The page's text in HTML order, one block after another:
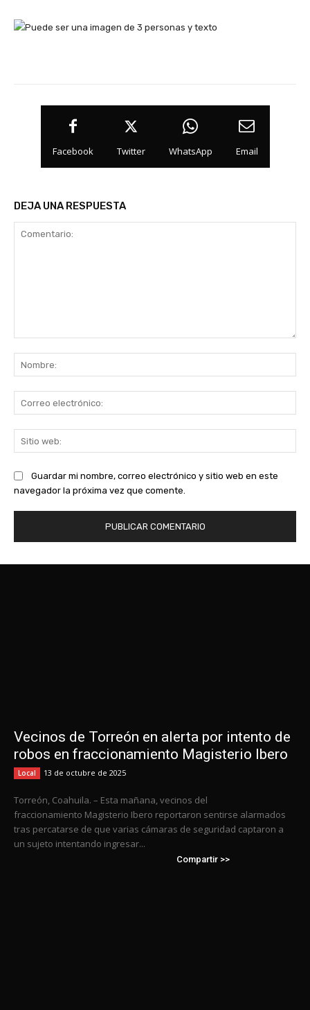
Facebook Twitter WhatsApp Email
DEJA UNA RESPUESTA
Guardar mi nombre, correo electrónico y sitio web en este
navegador la próxima vez que comente.
Vecinos de Torreón en alerta por intento de
robos en fraccionamiento Magisterio Ibero
Local 13 de octubre de 2025
Torreón, Coahuila. – Esta mañana, vecinos del
fraccionamiento Magisterio Ibero reportaron sentirse alarmados
tras percatarse de que varias cámaras de seguridad captaron a
un sujeto intentando ingresar...
Compartir >>